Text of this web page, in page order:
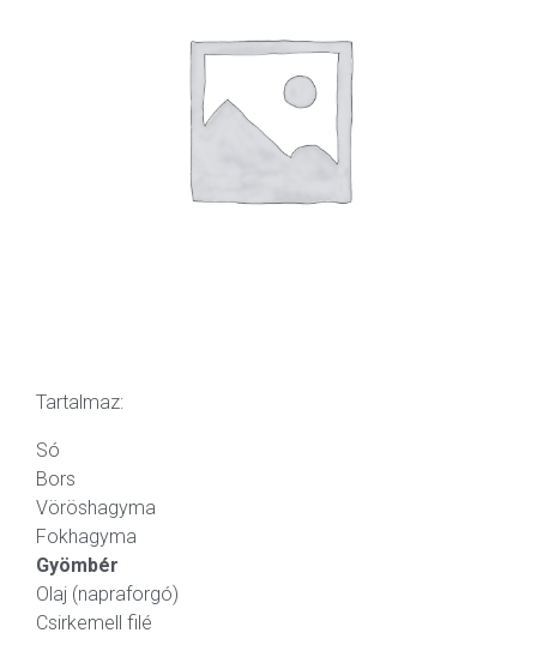
Tartalmaz:
Só
Bors
Vöröshagyma
Fokhagyma
Gyömbér
Olaj (napraforgó)
Csirkemell filé